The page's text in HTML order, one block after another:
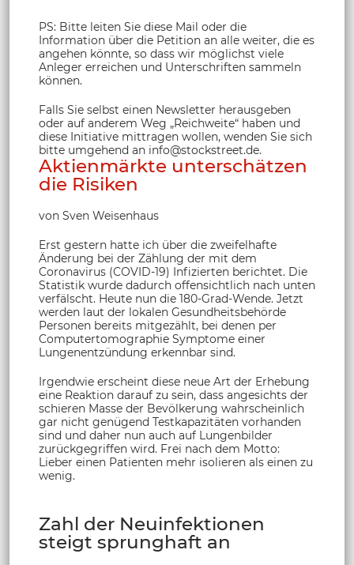
PS: Bitte leiten Sie diese Mail oder die
Information über die Petition an alle weiter, die es
angehen könnte, so dass wir möglichst viele
Anleger erreichen und Unterschriften sammeln
können.
Falls Sie selbst einen Newsletter herausgeben
oder auf anderem Weg „Reichweite“ haben und
diese Initiative mittragen wollen, wenden Sie sich
bitte umgehend an info@stockstreet.de.
Aktienmärkte unterschätzen
die Risiken
von Sven Weisenhaus
Erst gestern hatte ich über die zweifelhafte
Änderung bei der Zählung der mit dem
Coronavirus (COVID-19) Infizierten berichtet. Die
Statistik wurde dadurch offensichtlich nach unten
verfälscht. Heute nun die 180-Grad-Wende. Jetzt
werden laut der lokalen Gesundheitsbehörde
Personen bereits mitgezählt, bei denen per
Computertomographie Symptome einer
Lungenentzündung erkennbar sind.
Irgendwie erscheint diese neue Art der Erhebung
eine Reaktion darauf zu sein, dass angesichts der
schieren Masse der Bevölkerung wahrscheinlich
gar nicht genügend Testkapazitäten vorhanden
sind und daher nun auch auf Lungenbilder
zurückgegriffen wird. Frei nach dem Motto:
Lieber einen Patienten mehr isolieren als einen zu
wenig.
Zahl der Neuinfektionen
steigt sprunghaft an